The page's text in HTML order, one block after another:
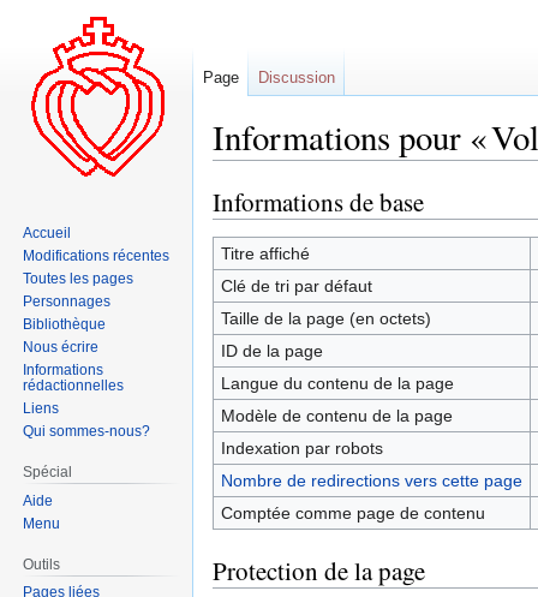
Informations pour «
Aller
à
la
navigation
Aller
à
la
recherche
Informations de base
Titre affiché
Clé de tri par défaut
Taille de la page (en octets)
ID de la page
Langue du contenu de la page
Modèle de contenu de la page
Indexation par robots
Nombre de redirections vers cette page
Comptée comme page de contenu
Protection de la page
Page Discussion
Accueil
Modifications récentes
Toutes les pages
Personnages
Bibliothèque
Nous écrire
Informations
rédactionnelles
Liens
Qui sommes-nous?
Spécial
Aide
Menu
Outils
Pages liées